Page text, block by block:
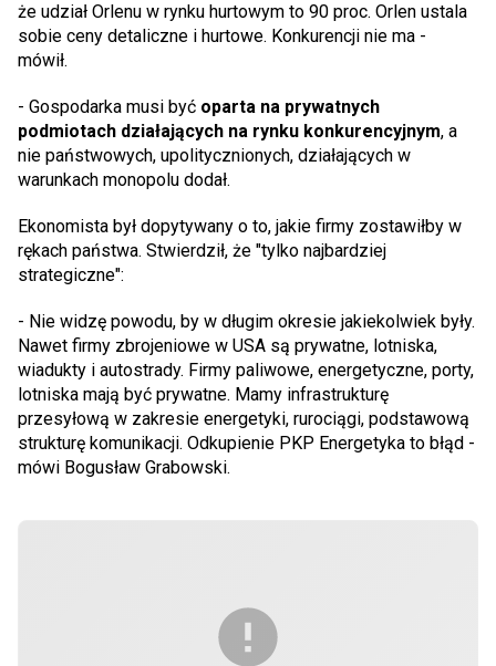
że udział Orlenu w rynku hurtowym to 90 proc. Orlen ustala
sobie ceny detaliczne i hurtowe. Konkurencji nie ma -
mówił.
- Gospodarka musi być oparta na prywatnych
podmiotach działających na rynku konkurencyjnym, a
nie państwowych, upolitycznionych, działających w
warunkach monopolu dodał.
Ekonomista był dopytywany o to, jakie firmy zostawiłby w
rękach państwa. Stwierdził, że "tylko najbardziej
strategiczne":
- Nie widzę powodu, by w długim okresie jakiekolwiek były.
Nawet firmy zbrojeniowe w USA są prywatne, lotniska,
wiadukty i autostrady. Firmy paliwowe, energetyczne, porty,
lotniska mają być prywatne. Mamy infrastrukturę
przesyłową w zakresie energetyki, rurociągi, podstawową
strukturę komunikacji. Odkupienie PKP Energetyka to błąd -
mówi Bogusław Grabowski.